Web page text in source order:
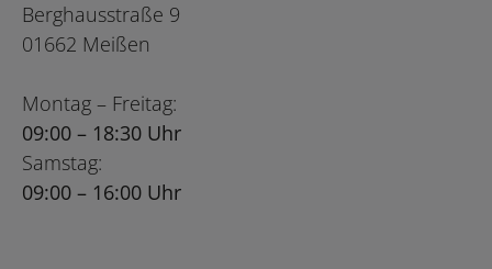
Berghausstraße 9
01662 Meißen
Montag – Freitag:
09:00 – 18:30 Uhr
Samstag:
09:00 – 16:00 Uhr